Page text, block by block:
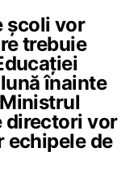
școli vor
trebuie
înainte
directori vor
echipele de